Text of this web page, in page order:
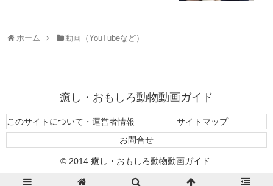
ホーム 動画（YouTubeなど）
癒し・おもしろ動物動画ガイド
このサイトについて・運営者情報
サイトマップ
お問合せ
© 2014 癒し・おもしろ動物動画ガイド.